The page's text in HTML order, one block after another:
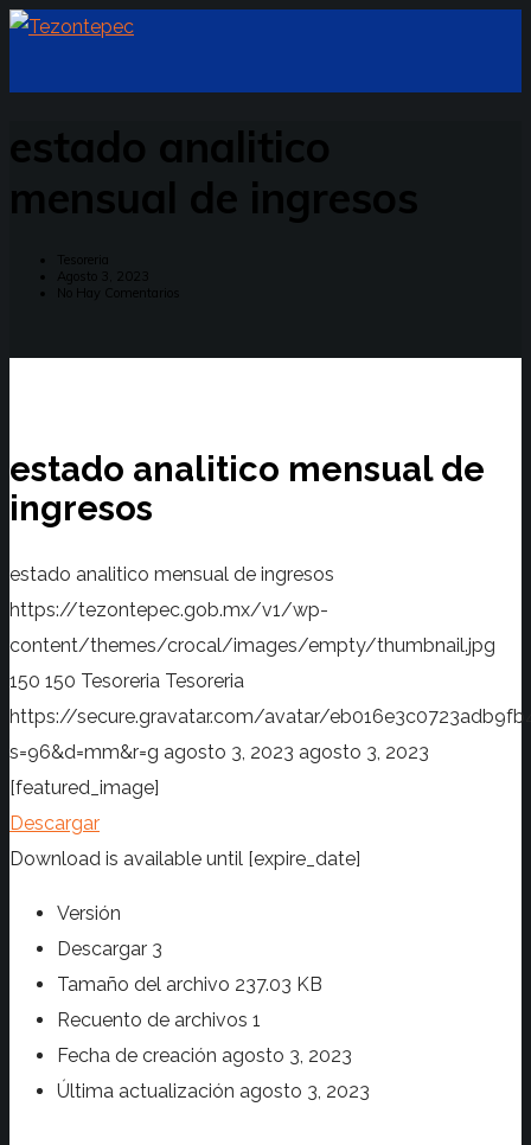
estado analitico
mensual de ingresos
Tesoreria
Agosto 3, 2023
No Hay Comentarios
estado analitico mensual de
ingresos
estado analitico mensual de ingresos
https://tezontepec.gob.mx/v1/wp-
content/themes/crocal/images/empty/thumbnail.jpg
150 150 Tesoreria Tesoreria
https://secure.gravatar.com/avatar/
s=96&d=mm&r=g agosto 3, 2023 agosto 3, 2023
[featured_image]
Descargar
Download is available until [expire_date]
Versión
Descargar 3
Tamaño del archivo 237.03 KB
Recuento de archivos 1
Fecha de creación agosto 3, 2023
Última actualización agosto 3, 2023